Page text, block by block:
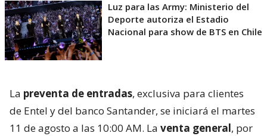
Luz para las Army: Ministerio del
Deporte autoriza el Estadio
Nacional para show de BTS en Chile
La preventa de entradas, exclusiva para clientes
de Entel y del banco Santander, se iniciará el martes
11 de agosto a las 10:00 AM. La venta general, por